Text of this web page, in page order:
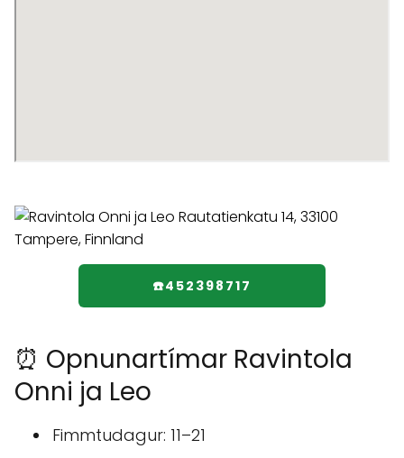
☎️452398717
⏰ Opnunartímar Ravintola
Onni ja Leo
Fimmtudagur: 11–21